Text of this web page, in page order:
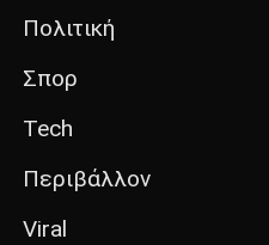
Πολιτική
Σπορ
Tech
Περιβάλλον
Viral